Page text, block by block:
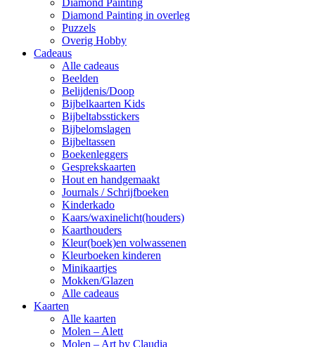
Diamond Painting
Diamond Painting in overleg
Puzzels
Overig Hobby
Cadeaus
Alle cadeaus
Beelden
Belijdenis/Doop
Bijbelkaarten Kids
Bijbeltabsstickers
Bijbelomslagen
Bijbeltassen
Boekenleggers
Gesprekskaarten
Hout en handgemaakt
Journals / Schrijfboeken
Kinderkado
Kaars/waxinelicht(houders)
Kaarthouders
Kleur(boek)en volwassenen
Kleurboeken kinderen
Minikaartjes
Mokken/Glazen
Alle cadeaus
Kaarten
Alle kaarten
Molen – Alett
Molen – Art by Claudia